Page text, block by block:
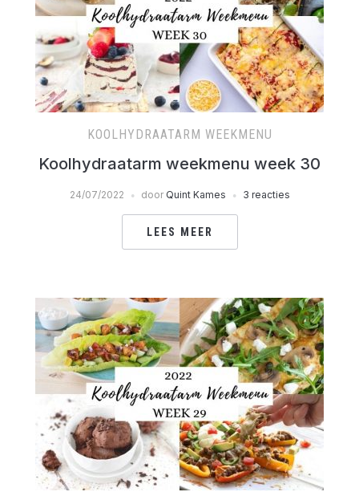
KOOLHYDRAATARM WEEKMENU
Koolhydraatarm weekmenu week 30
24/07/2022 door Quint Kames 3 reacties
LEES MEER